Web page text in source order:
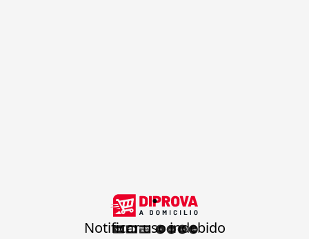
.
Notificar uso indebido